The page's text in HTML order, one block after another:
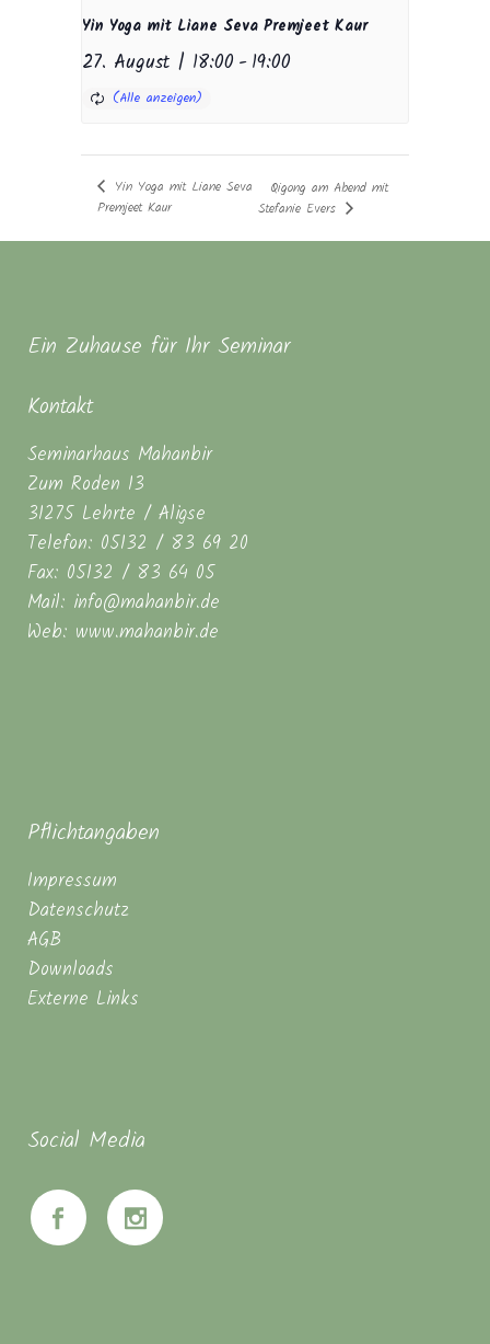
Yin Yoga mit Liane Seva Premjeet Kaur
27. August | 18:00 -19:00
Yin Yoga mit Liane Seva
Premjeet Kaur
Qigong am Abend mit
Stefanie Evers
Ein Zuhause für Ihr Seminar
Kontakt
Seminarhaus Mahanbir
Zum Roden 13
31275 Lehrte / Aligse
Telefon: 05132 / 83 69 20
Fax: 05132 / 83 64 05
Mail: info@mahanbir.de
Web: www.mahanbir.de
Pflichtangaben
Impressum
Datenschutz
AGB
Downloads
Externe Links
Social Media